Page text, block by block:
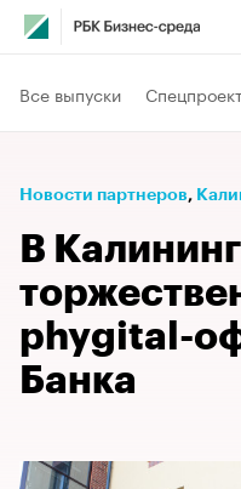
Все выпуски
Новости партнеров⁠,
В
phygital-
Банка